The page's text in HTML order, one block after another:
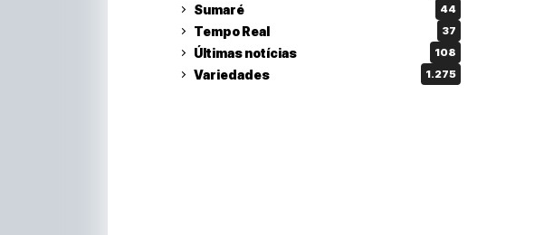
Sumaré 44
Tempo Real 37
Últimas notícias 108
Variedades 1.275